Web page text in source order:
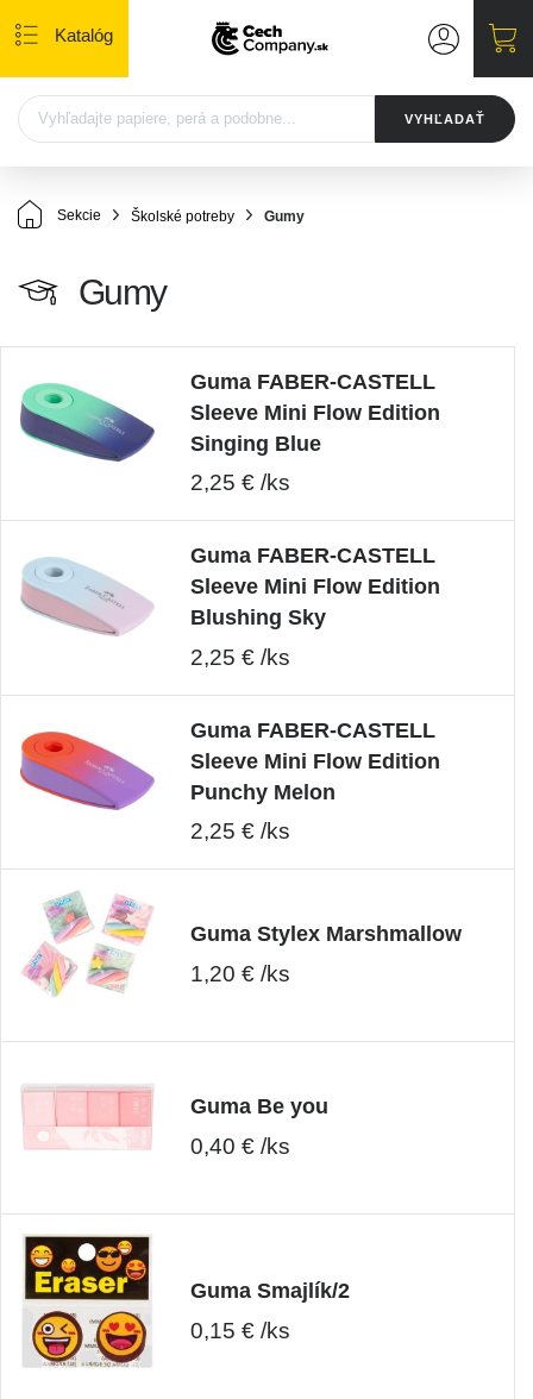
Katalóg
VYHĽADAŤ
Sekcie Školské potreby Gumy
Gumy
Guma FABER-CASTELL
Sleeve Mini Flow Edition
Singing Blue
2,25 € /ks
Guma FABER-CASTELL
Sleeve Mini Flow Edition
Blushing Sky
2,25 € /ks
Guma FABER-CASTELL
Sleeve Mini Flow Edition
Punchy Melon
2,25 € /ks
Guma Stylex Marshmallow
1,20 € /ks
Guma Be you
0,40 € /ks
Guma Smajlík/2
0,15 € /ks